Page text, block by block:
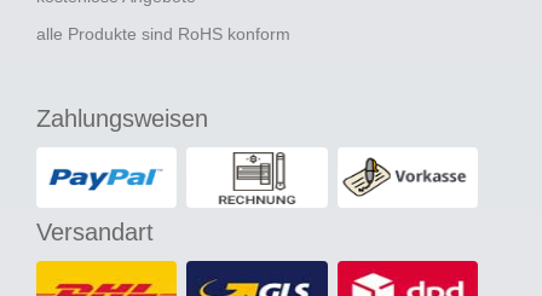
alle Produkte sind RoHS konform
Zahlungsweisen
Versandart